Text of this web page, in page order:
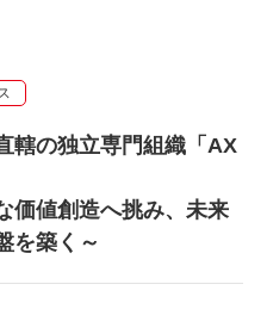
轄の独立専門組織「AX
価値創造へ挑み、未来
を築く～